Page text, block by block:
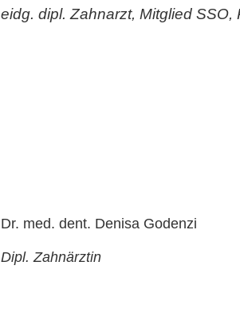
eidg. dipl. Zahnarzt, Mitglied SSO,
Dr. med. dent. Denisa Godenzi
Dipl. Zahnärztin